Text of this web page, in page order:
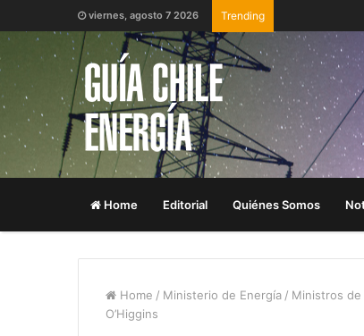
viernes, agosto 7 2026 Trending
Home Editorial Quiénes Somos
Home / Ministerio de Energía / Ministros
O’Higgins